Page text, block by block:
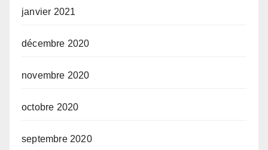
janvier 2021
décembre 2020
novembre 2020
octobre 2020
septembre 2020